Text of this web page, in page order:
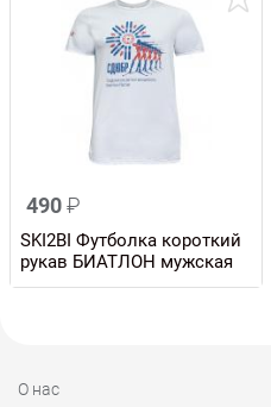
490₽
SKI2BI Футболка короткий
рукав БИАТЛОН мужская
О нас